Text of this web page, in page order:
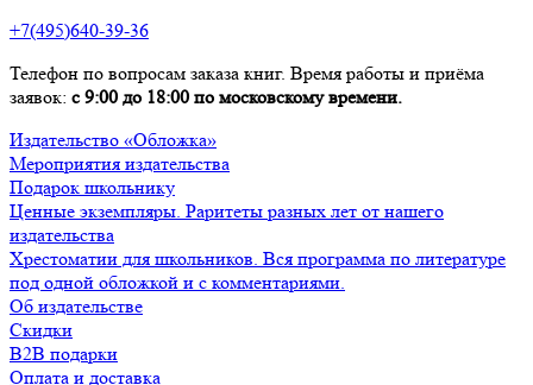
+7(495)640-39-36
Телефон по вопросам заказа книг. Время работы и приёма
заявок: с 9:00 до 18:00 по московскому времени.
Издательство «Обложка»
Мероприятия издательства
Подарок школьнику
Ценные экземпляры. Раритеты разных лет от нашего
издательства
Хрестоматии для школьников. Вся программа по литературе
под одной обложкой и с комментариями.
Об издательстве
Скидки
B2B подарки
Оплата и доставка